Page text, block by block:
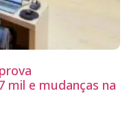
mil e mudanças na